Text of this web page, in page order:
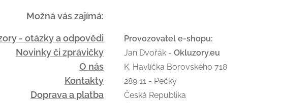
Možná vás zajímá:
- otázky a odpovědi
Novinky či zprávičky
O nás
Kontakty
Doprava a platba
Provozovatel e-shopu:
Jan Dvořák - Okluzory.eu
K. Havlíčka Borovského 718
289 11 - Pečky
Česká Republika